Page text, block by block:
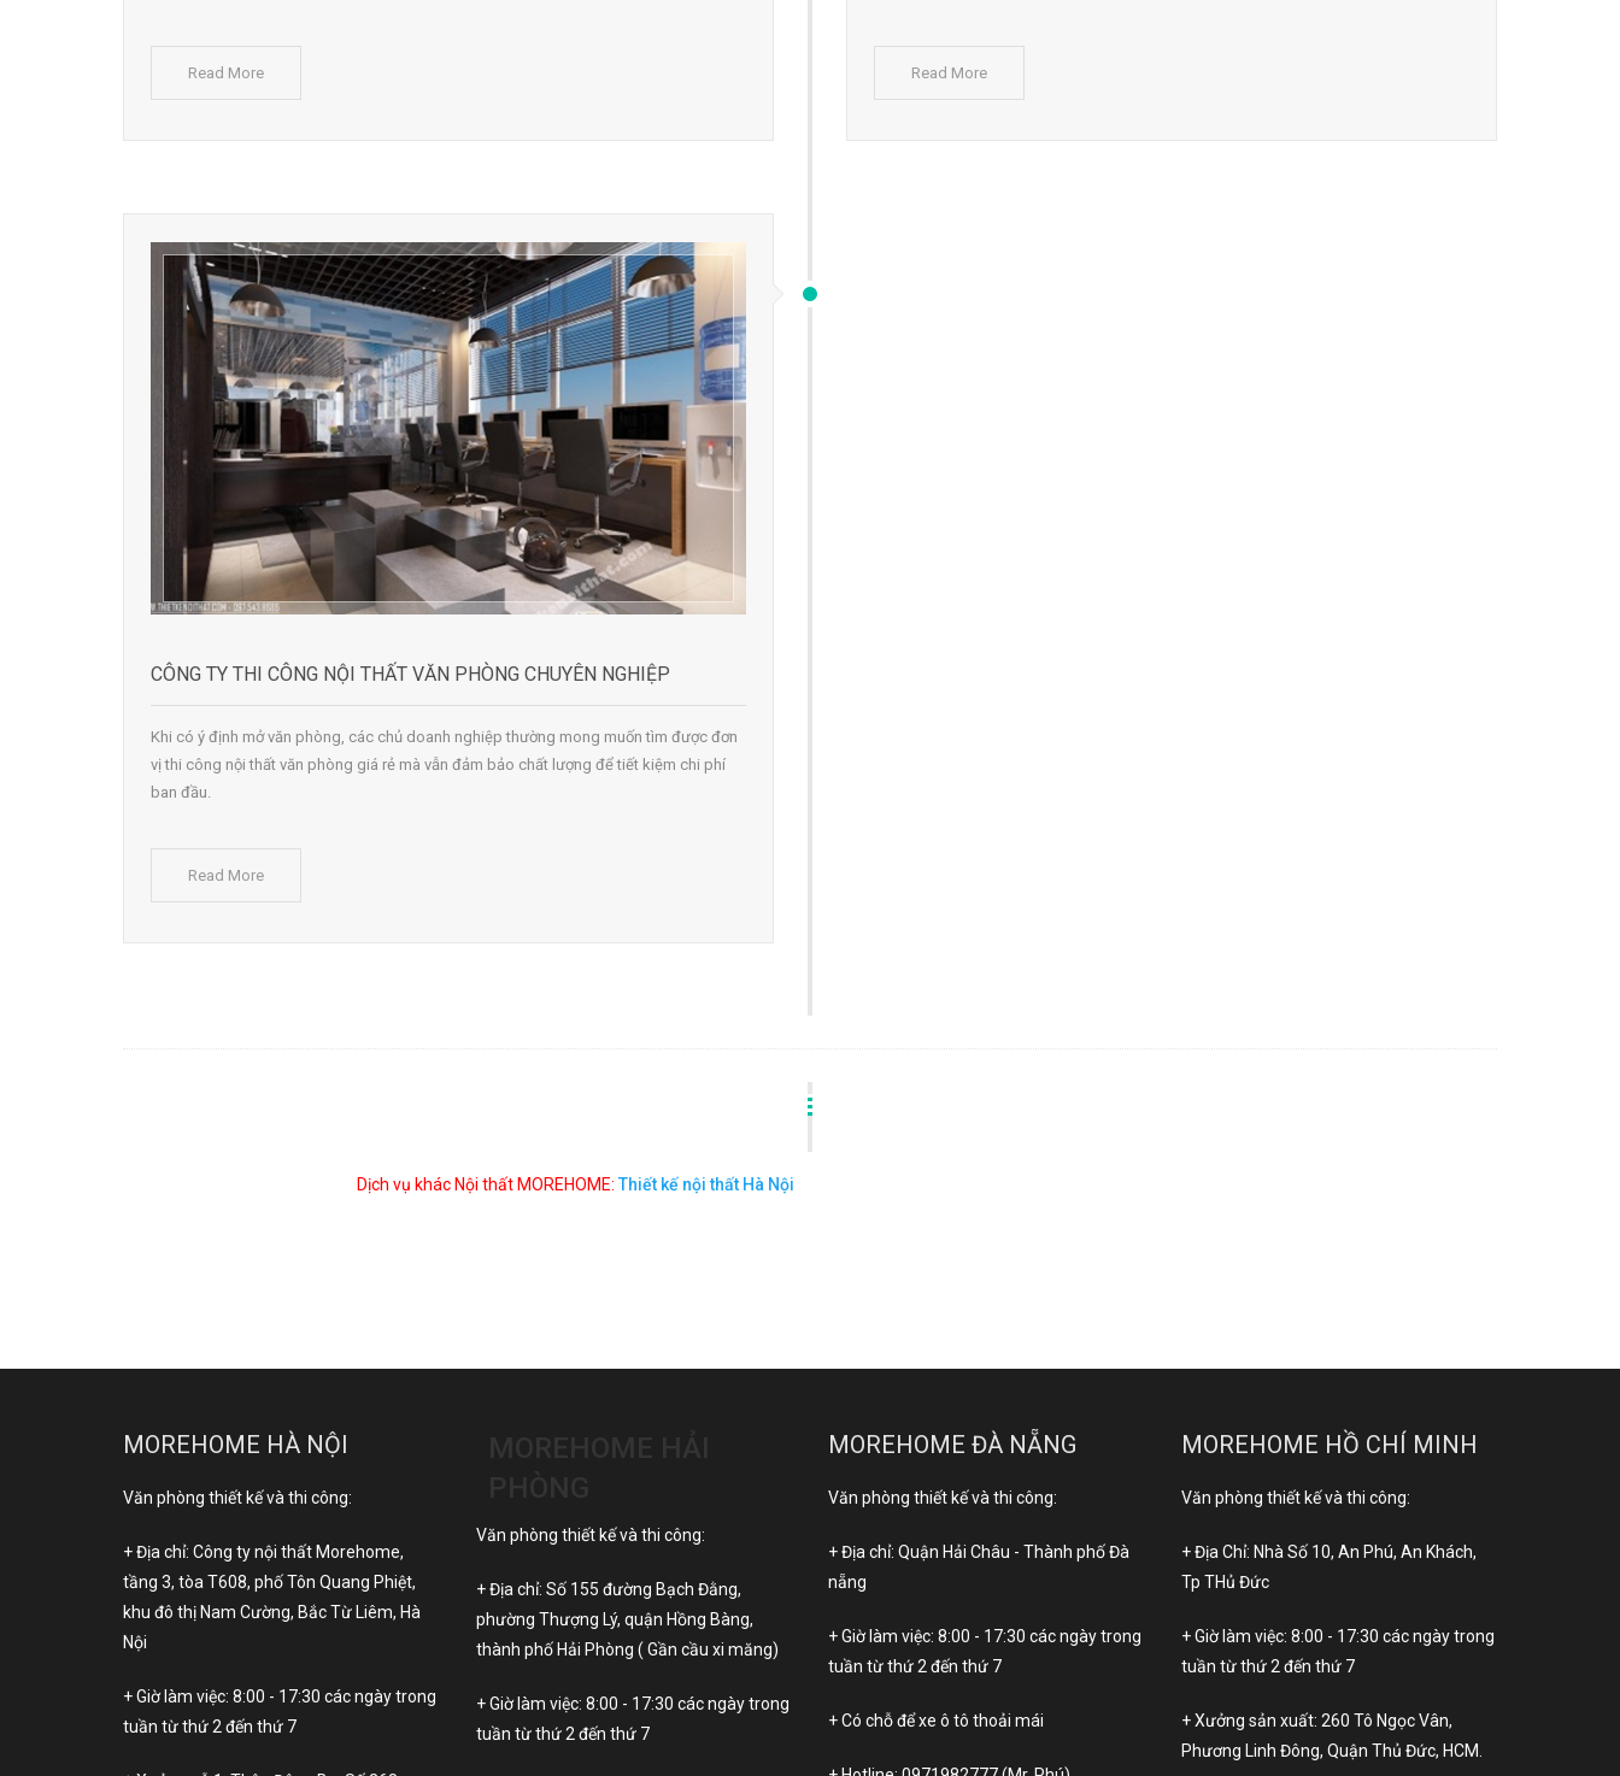
Read More Read More
CÔNG TY THI CÔNG NỘI THẤT VĂN PHÒNG CHUYÊN NGHIỆP
Khi có ý định mở văn phòng, các chủ doanh nghiệp thường mong muốn tìm được đơn
vị thi công nội thất văn phòng giá rẻ mà vẫn đảm bảo chất lượng để tiết kiệm chi phí
ban đầu.
Read More
Dịch vụ khác Nội thất MOREHOME: Thiết kế nội thất Hà Nội
MOREHOME HÀ NỘI
Văn phòng thiết kế và thi công:
+ Địa chỉ: Công ty nội thất Morehome,
tầng 3, tòa T608, phố Tôn Quang Phiệt,
khu đô thị Nam Cường, Bắc Từ Liêm, Hà
Nội
+ Giờ làm việc: 8:00 - 17:30 các ngày trong
tuần từ thứ 2 đến thứ 7
Văn phòng thiết kế và thi công:
+ Địa chỉ: Số 155 đường Bạch Đằng,
phường Thượng Lý, quận Hồng Bàng,
thành phố Hải Phòng ( Gần cầu xi măng)
+ Giờ làm việc: 8:00 - 17:30 các ngày trong
tuần từ thứ 2 đến thứ 7
MOREHOME ĐÀ NẴNG
Văn phòng thiết kế và thi công:
+ Địa chỉ: Quận Hải Châu - Thành phố Đà
nẵng
+ Giờ làm việc: 8:00 - 17:30 các ngày trong
tuần từ thứ 2 đến thứ 7
+ Có chỗ để xe ô tô thoải mái
MOREHOME HỒ CHÍ MINH
Văn phòng thiết kế và thi công:
+ Địa Chỉ: Nhà Số 10, An Phú, An Khách,
Tp THủ Đức
+ Giờ làm việc: 8:00 - 17:30 các ngày trong
tuần từ thứ 2 đến thứ 7
+ Xưởng sản xuất: 260 Tô Ngọc Vân,
Phương Linh Đông, Quận Thủ Đức, HCM.